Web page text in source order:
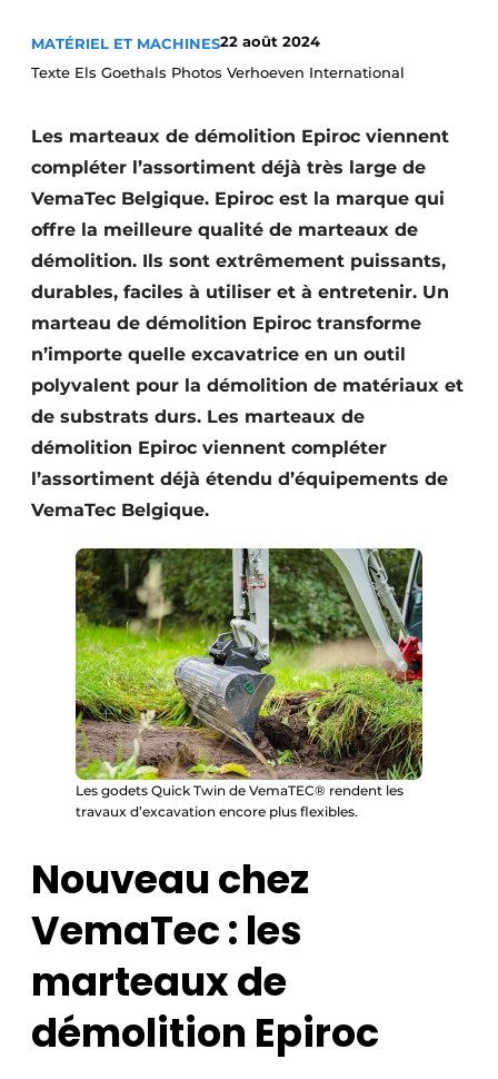
Video’s
Construction bois
Contrôle d’accès
Éclairage
Fondations
Façades
Géotextiles
Infrastructures souterraines et égouttage
Protection solaire
Rénovation
Sécurité incendie
Software
Techniques ferroviaires
Travaux ferroviaires
MATÉRIEL ET MACHINES22 août 2024
Texte Els Goethals Photos Verhoeven International
Les marteaux de démolition Epiroc viennent
compléter l’assortiment déjà très large de
VemaTec Belgique. Epiroc est la marque qui
offre la meilleure qualité de marteaux de
démolition. Ils sont extrêmement puissants,
durables, faciles à utiliser et à entretenir. Un
marteau de démolition Epiroc transforme
n’importe quelle excavatrice en un outil
polyvalent pour la démolition de matériaux et
de substrats durs. Les marteaux de
démolition Epiroc viennent compléter
l’assortiment déjà étendu d’équipements de
VemaTec Belgique.
Les godets Quick Twin de VemaTEC® rendent les
travaux d’excavation encore plus flexibles.
Nouveau chez
VemaTec : les
marteaux de
démolition Epiroc